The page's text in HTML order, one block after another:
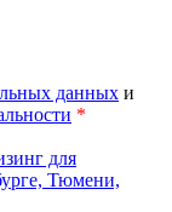
данных и
*